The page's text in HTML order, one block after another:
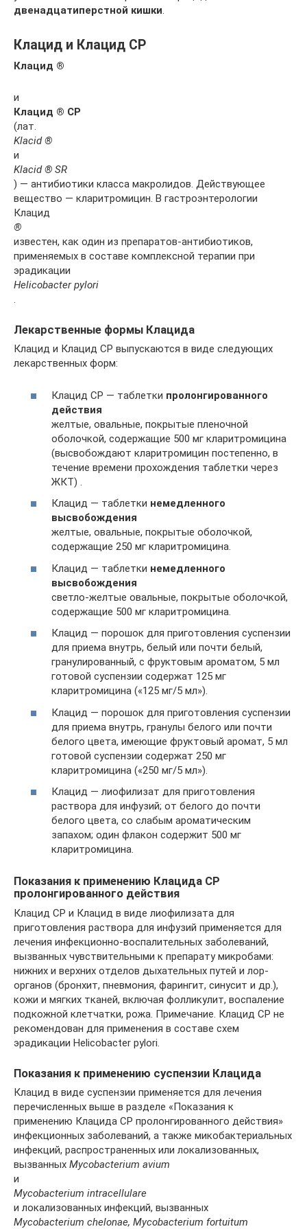
двенадцатиперстной кишки.
Клацид и Клацид СР
Клацид ®
и
Клацид ® СР
(лат.
Klacid ®
и
Klacid ® SR
) — антибиотики класса макролидов. Действующее
вещество — кларитромицин. В гастроэнтерологии
Клацид
®
известен, как один из препаратов-антибиотиков,
применяемых в составе комплексной терапии при
эрадикации
Helicobacter pylori
.
Лекарственные формы Клацида
Клацид и Клацид СР выпускаются в виде следующих
лекарственных форм:
Клацид СР — таблетки пролонгированного
действия
желтые, овальные, покрытые пленочной
оболочкой, содержащие 500 мг кларитромицина
(высвобождают кларитромицин постепенно, в
течение времени прохождения таблетки через
ЖКТ) .
Клацид — таблетки немедленного
высвобождения
желтые, овальные, покрытые оболочкой,
содержащие 250 мг кларитромицина.
Клацид — таблетки немедленного
высвобождения
светло-желтые овальные, покрытые оболочкой,
содержащие 500 мг кларитромицина.
Клацид — порошок для приготовления суспензии
для приема внутрь, белый или почти белый,
гранулированный, с фруктовым ароматом, 5 мл
готовой суспензии содержат 125 мг
кларитромицина («125 мг/5 мл»).
Клацид — порошок для приготовления суспензии
для приема внутрь, гранулы белого или почти
белого цвета, имеющие фруктовый аромат, 5 мл
готовой суспензии содержат 250 мг
кларитромицина («250 мг/5 мл»).
Клацид — лиофилизат для приготовления
раствора для инфузий; от белого до почти
белого цвета, со слабым ароматическим
запахом; один флакон содержит 500 мг
кларитромицина.
Показания к применению Клацида СР
пролонгированного действия
Клацид СР и Клацид в виде лиофилизата для
приготовления раствора для инфузий применяется для
лечения инфекционно-воспалительных заболеваний,
вызванных чувствительными к препарату микробами:
нижних и верхних отделов дыхательных путей и лор-
органов (бронхит, пневмония, фарингит, синусит и др.),
кожи и мягких тканей, включая фолликулит, воспаление
подкожной клетчатки, рожа. Примечание. Клацид СР не
рекомендован для применения в составе схем
эрадикации Helicobacter pylori.
Показания к применению суспензии Клацида
Клацид в виде суспензии применяется для лечения
перечисленных выше в разделе «Показания к
применению Клацида СР пролонгированного действия»
инфекционных заболеваний, а также микобактериальных
инфекций, распространенных или локализованных,
вызванных Mycobacterium avium
и
Mycobacterium intracellulare
и локализованных инфекций, вызванных
Mycobacterium chelonae, Mycobacterium fortuitum